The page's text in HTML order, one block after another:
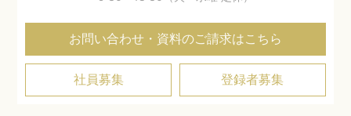
お問い合わせ・資料のご請求はこちら
社員募集 登録者募集